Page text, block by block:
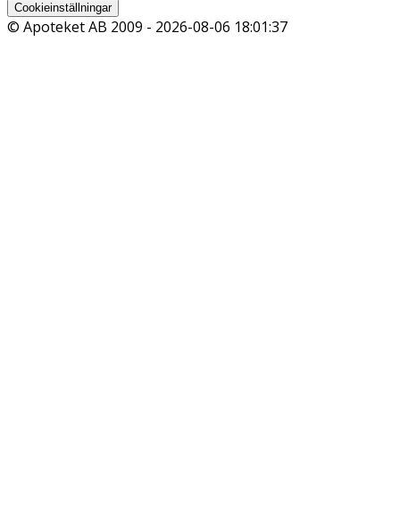
Cookieinställningar
© Apoteket AB 2009 - 2026-08-06 18:01:37